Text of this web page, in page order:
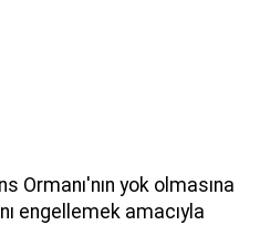
Ormanı'nın yok olmasına
engellemek amacıyla